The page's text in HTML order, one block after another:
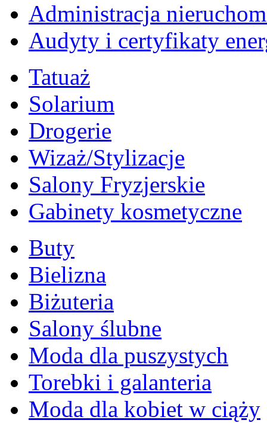
Administracja
Audyty i certyfikaty
Tatuaż
Solarium
Drogerie
Wizaż/Stylizacje
Salony Fryzjerskie
Gabinety kosmetyczne
Buty
Bielizna
Biżuteria
Salony ślubne
Moda dla puszystych
Torebki i galanteria
Moda dla kobiet w ciąży